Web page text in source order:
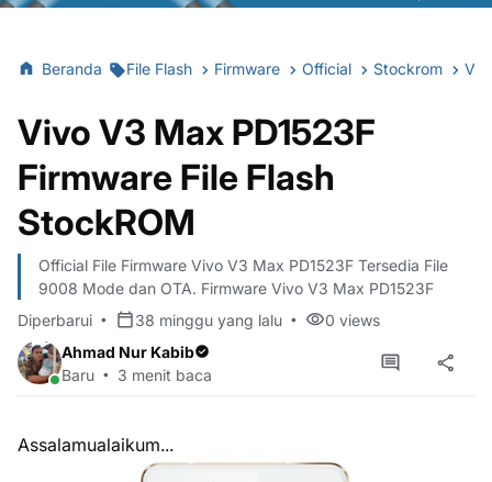
Beranda File Flash Firmware Official Stockrom
Vivo V3 Max PD1523F
Firmware File Flash
StockROM
Official File Firmware Vivo V3 Max PD1523F Tersedia File
9008 Mode dan OTA. Firmware Vivo V3 Max PD1523F
Diperbarui
38 minggu yang lalu 0 views
Ahmad Nur Kabib
Baru
3 menit baca
Assalamualaikum...